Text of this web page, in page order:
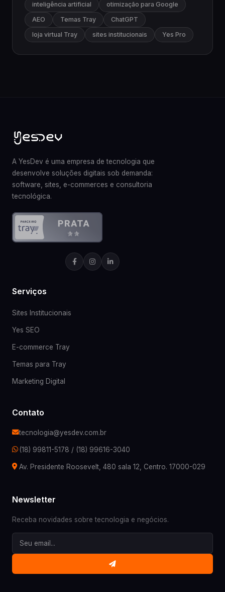
inteligência artificial
otimização para Google
AEO
Temas Tray
ChatGPT
loja virtual Tray
sites institucionais Yes Pro
A YesDev é uma empresa de tecnologia que
desenvolve soluções digitais sob demanda:
software, sites, e-commerces e consultoria
tecnológica.
Serviços
Sites Institucionais
Yes SEO
E-commerce Tray
Temas para Tray
Marketing Digital
Contato
tecnologia@yesdev.com.br
(18) 99811-5178 / (18) 99616-3040
Av. Presidente Roosevelt, 480 sala 12, Centro. 17000-029
Newsletter
Receba novidades sobre tecnologia e negócios.